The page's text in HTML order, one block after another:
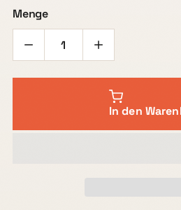
Menge
In den